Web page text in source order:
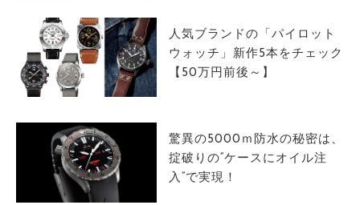
人気ブランドの「パイロット
ウォッチ」新作5本をチェック
【50万円前後～】
驚異の5000ｍ防水の秘密は、
掟破りの“ケースにオイル注
入”で実現！